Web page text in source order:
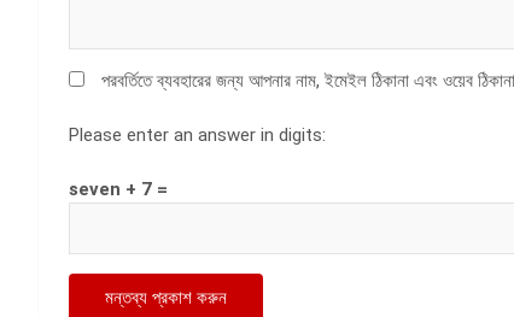
পরবর্তিতে ব্যবহারের জন্য আপনার নাম, ইমেইল ঠিকানা এবং ওয়েব
Please enter an answer in digits:
seven + 7 =